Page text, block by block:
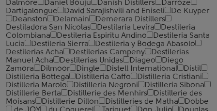
Dalmore
Daniel Bouju Danish Distillers
Darroze
Dartigalongue
David Sarajishvili and Eniseli
De Kuyper
Deanston
Delamain
Demerara Distillers
Destiladora San Nicolas
Destilaria Levira
Destileria
Colombiana
Destileria Espiritu Andino
Destileria Santa
Lucia
Destileria Sierra
Destileria y Bodega Abasolo
Destilerias Acha
Destilerias Campeny
Destilerias
Manuel Acha
Destilerias Unidas Diageo
Diego
Zamora
Dilmoor Dingle Distell International
Distil
Distilleria Bottega
Distilleria Caffo
Distilleria Cristiani
Distilleria Marolo
Distilleria Negroni
Distilleria Sibona
Distillerie Berta
Distillerie des Menhirs
Distillerie des
Moisans
Distillerie Dillon Distilleries de Matha
Dobbe